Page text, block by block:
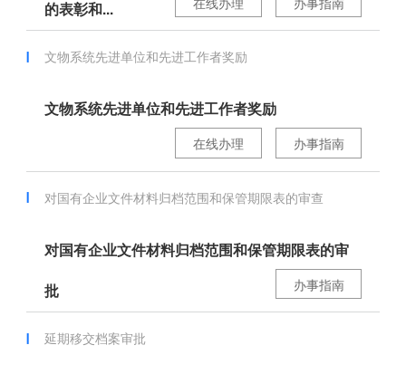
的表彰和...
文物系统先进单位和先进工作者奖励
文物系统先进单位和先进工作者奖励
办事指南
在线办理
对国有企业文件材料归档范围和保管期限表的审查
对国有企业文件材料归档范围和保管期限表的审
批 办事指南
延期移交档案审批